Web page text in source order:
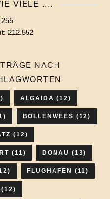
VIELE ....
255
212.552
NACH
ALGAIDA (12)
BOLLENWEES (12)
(12)
(11) DONAU (13)
FLUGHAFEN (11)
(12)